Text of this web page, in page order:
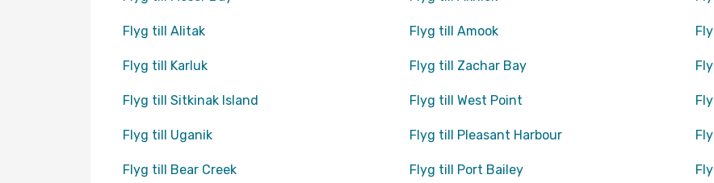
Flyg till Alitak Flyg till Amook
Flyg till Karluk Flyg till Zachar Bay
Flyg till Sitkinak Island Flyg till West Point
Flyg till Uganik Flyg till Pleasant Harbour
Flyg till Bear Creek Flyg till Port Bailey